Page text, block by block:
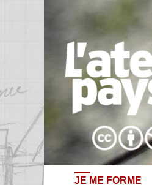
JE ME FORME